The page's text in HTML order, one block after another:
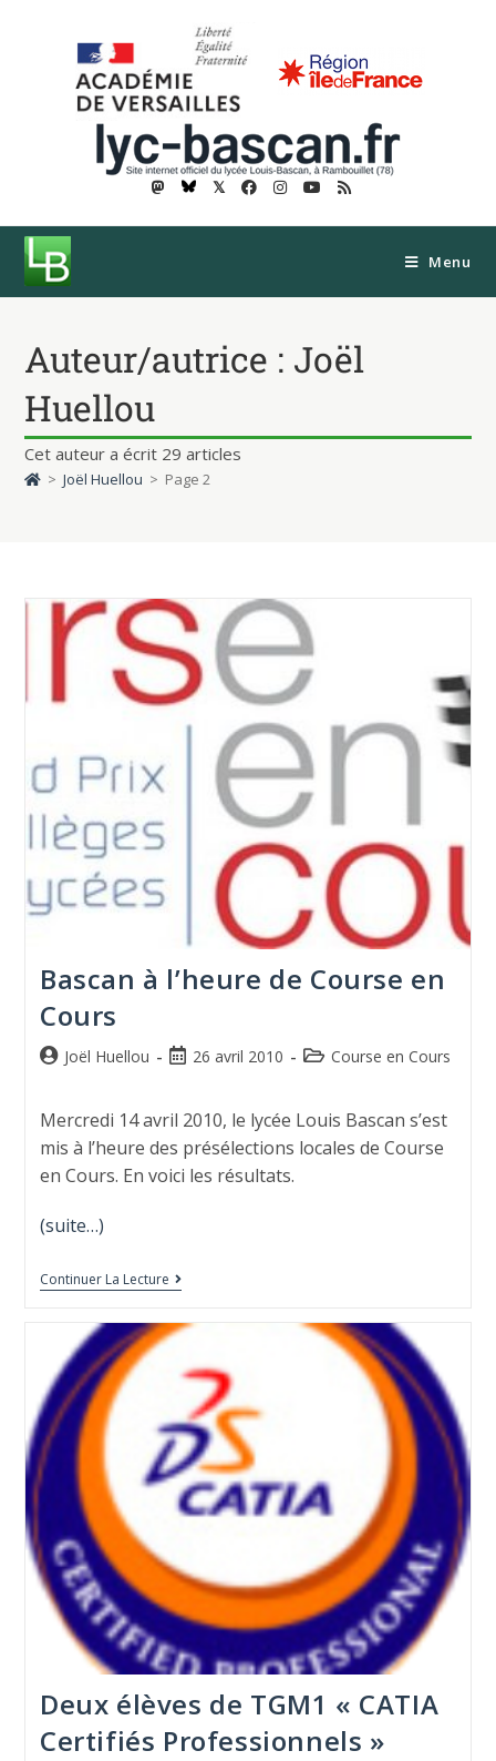
𝕏
Menu
Auteur/autrice : Joël
Huellou
Cet auteur a écrit 29 articles
> Joël Huellou > Page 2
Bascan à l’heure de Course en
Cours
Joël Huellou 26 avril 2010 Course en Cours
Mercredi 14 avril 2010, le lycée Louis Bascan s’est
mis à l’heure des présélections locales de Course
en Cours. En voici les résultats.
(suite…)
Continuer La Lecture
Deux élèves de TGM1 « CATIA
Certifiés Professionnels »